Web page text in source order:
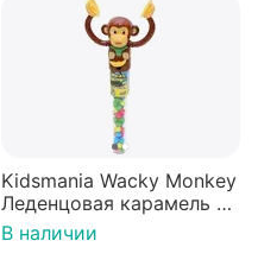
Kidsmania Wacky Monkey
Леденцовая карамель с
игрушкой Ваки Манки
12г, Китай
В наличии